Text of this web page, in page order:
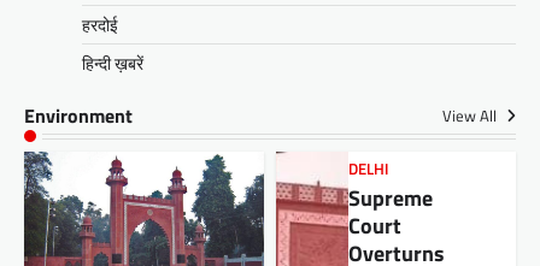
हरदोई
हिन्दी ख़बरें
Environment View All
DELHI
Supreme
Court
Overturns